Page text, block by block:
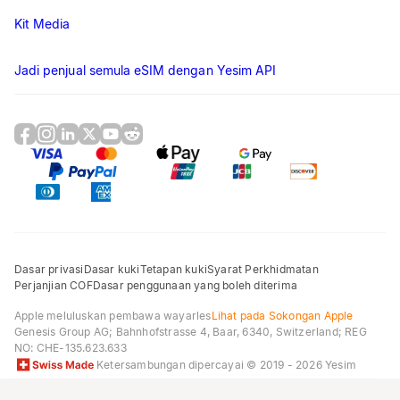
Kit Media
Jadi penjual semula eSIM dengan Yesim API
Dasar privasi Dasar kukiTetapan kukiSyarat Perkhidmatan
Perjanjian COFDasar penggunaan yang boleh diterima
Apple meluluskan pembawa wayarlesLihat pada Sokongan Apple
Genesis Group AG; Bahnhofstrasse 4, Baar, 6340, Switzerland; REG
NO: CHE-135.623.633
Ketersambungan dipercayai © 2019 - 2026 Yesim